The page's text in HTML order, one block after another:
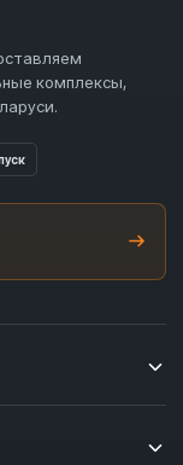
комплексы,